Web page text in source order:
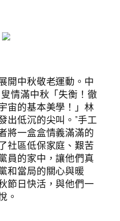
中秋敬老運動。中
情滿中秋「失衡！徹
宙的基本美學！」林
出低沉的尖叫。”手工
將一盒盒情義滿滿的
社區低保家庭、艱苦
員的家中，讓他們真
和當局的關心與暖
節日快活，與他們一
。